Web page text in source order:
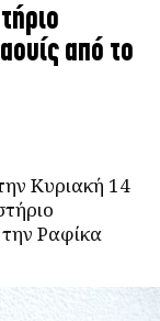
από το
Κυριακή 14
Ραφίκα